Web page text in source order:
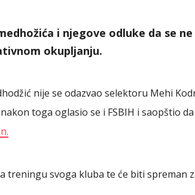
i njegove odluke da se ne
okupljanju.
nije se odazvao selektoru Mehi
toga oglasio se i FSBIH i saopštio
treningu svoga kluba te će biti spreman